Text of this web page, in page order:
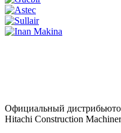
Официальный
Hitachi Construction